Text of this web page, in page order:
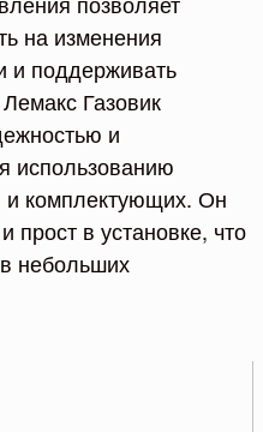
на изменения
и поддерживать
Газовик
и
использованию
и комплектующих. Он
прост в установке, что
небольших